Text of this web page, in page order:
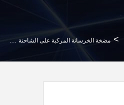
> مضخة الخرسانة المركبة على الشاحنة >